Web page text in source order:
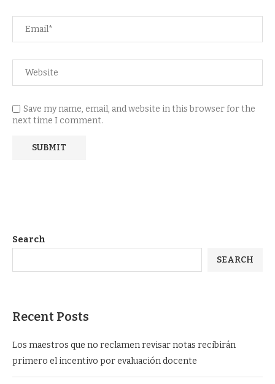
Save my name, email, and website in this browser for the
next time I comment.
Search
SEARCH
Recent Posts
Los maestros que no reclamen revisar notas recibirán
primero el incentivo por evaluación docente